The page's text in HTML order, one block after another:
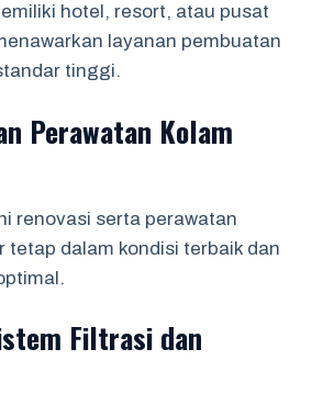
hotel, resort, atau pusat
layanan pembuatan
tinggi.
Perawatan Kolam
renovasi serta perawatan
tetap dalam kondisi terbaik dan
Filtrasi dan